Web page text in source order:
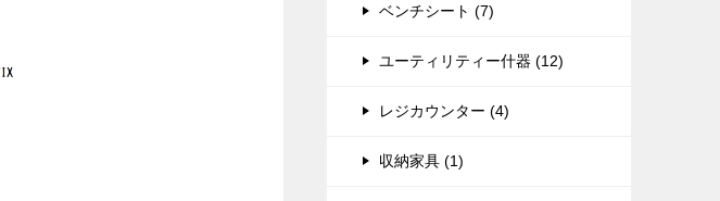
ベンチシート (7)
ユーティリティー什器 (12)
レジカウンター (4)
収納家具 (1)